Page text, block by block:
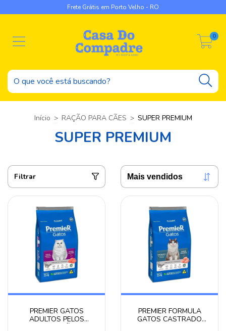
Frete Grátis em Porto Velho - RO
0
Início > RAÇÃO PARA CÃES > SUPER PREMIUM
SUPER PREMIUM
Filtrar
PREMIER GATOS
ADULTOS PELOS
PREMIER FORMULA
GATOS CASTRADO